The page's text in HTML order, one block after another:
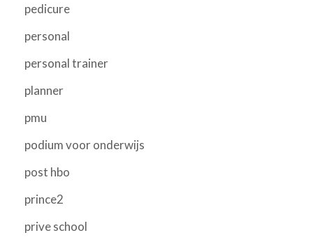
pedicure
personal
personal trainer
planner
pmu
podium voor onderwijs
post hbo
prince2
prive school